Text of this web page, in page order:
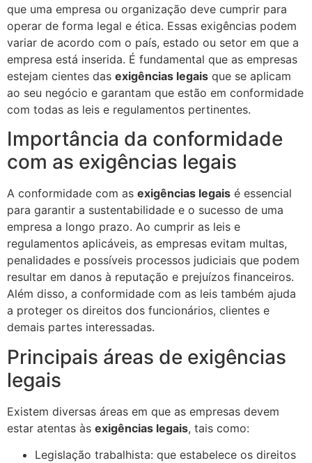
que uma empresa ou organização deve cumprir para
operar de forma legal e ética. Essas exigências podem
variar de acordo com o país, estado ou setor em que a
empresa está inserida. É fundamental que as empresas
estejam cientes das exigências legais que se aplicam
ao seu negócio e garantam que estão em conformidade
com todas as leis e regulamentos pertinentes.
Importância da conformidade
com as exigências legais
A conformidade com as exigências legais é essencial
para garantir a sustentabilidade e o sucesso de uma
empresa a longo prazo. Ao cumprir as leis e
regulamentos aplicáveis, as empresas evitam multas,
penalidades e possíveis processos judiciais que podem
resultar em danos à reputação e prejuízos financeiros.
Além disso, a conformidade com as leis também ajuda
a proteger os direitos dos funcionários, clientes e
demais partes interessadas.
Principais áreas de exigências
legais
Existem diversas áreas em que as empresas devem
estar atentas às exigências legais, tais como:
Legislação trabalhista: que estabelece os direitos